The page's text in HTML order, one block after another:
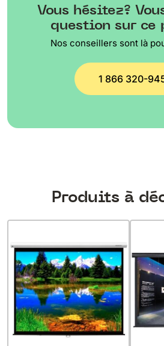
Vous hésitez?
question sur ce
Nos conseillers sont là
1 866 320-
Produits à